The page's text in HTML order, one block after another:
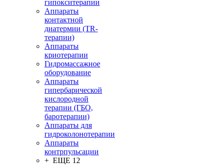
гипокситерапии
Аппараты
контактной
диатермии (TR-
терапии)
Аппараты
криотерапии
Гидромассажное
оборудование
Аппараты
гипербарической
кислородной
терапии (ГБО,
баротерапии)
Аппараты для
гидроколонотерапии
Аппараты
контрпульсации
+ ЕЩЕ 12